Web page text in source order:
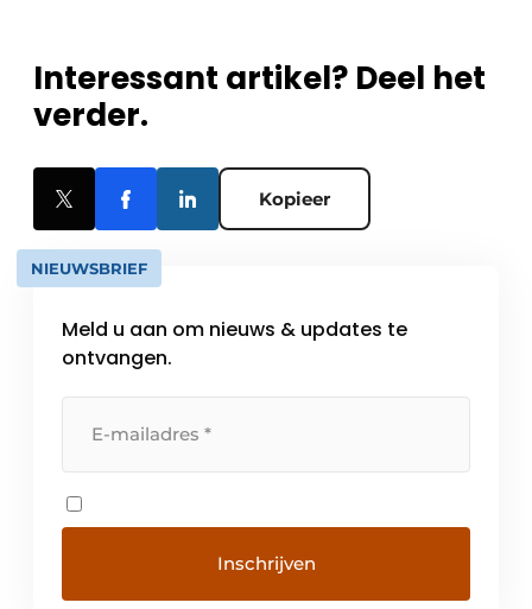
Interessant artikel? Deel het
verder.
Kopieer
NIEUWSBRIEF
Meld u aan om nieuws & updates te
ontvangen.